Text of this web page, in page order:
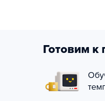
Готовим к